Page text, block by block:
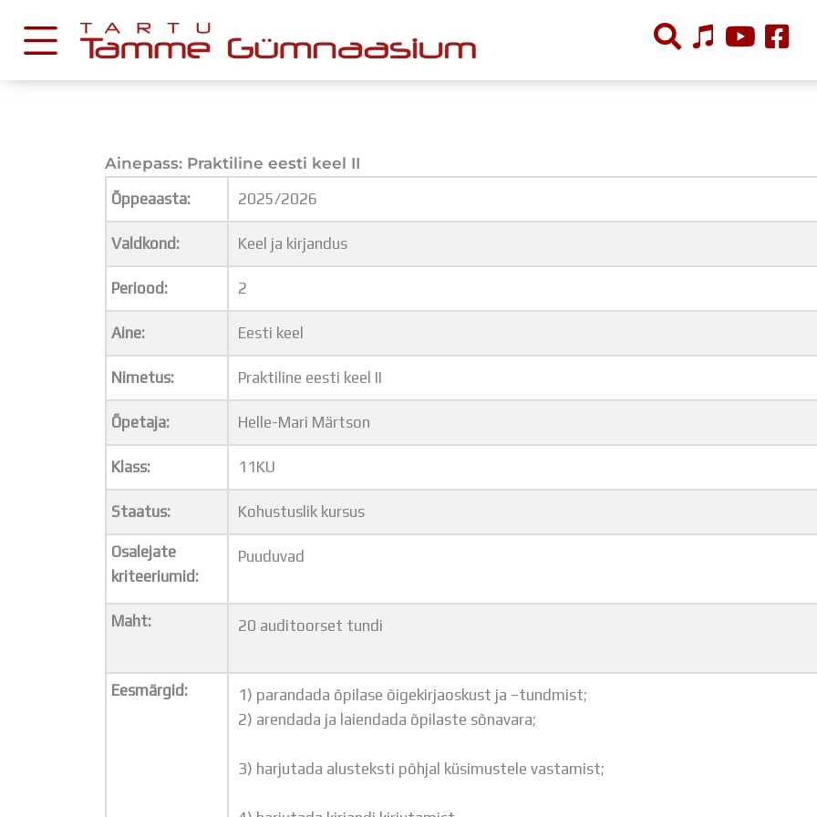
content
Stuudium
Postkast
Drive
Tamme TV
Tamme Leht
Kooliraadio
Tunniplaan
Õppekava
Huviringid
Ainepass: Praktiline eesti keel II
Õppeaasta:
2025/2026
Valdkond: Keel ja kirjandus
Periood: 2
Aine: Eesti keel
Nimetus: Praktiline eesti keel II
Õpetaja: Helle-Mari Märtson
Klass: 11KU
Staatus: Kohustuslik kursus
Osalejate
kriteeriumid:
Puuduvad
Maht: 20 auditoorset tundi
Eesmärgid:
1) parandada õpilase õigekirjaoskust ja –tundmist;
2) arendada ja laiendada õpilaste sõnavara;
3) harjutada alusteksti põhjal küsimustele vastamist;